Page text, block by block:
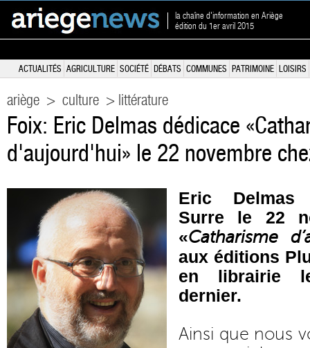
la chaîne d'information en Ariège
édition du 1er avril 2015
ACTUALITÉS AGRICULTURE SOCIÉTÉ DÉBATS COMMUNES PATRIMOINE LOISIRS
ariège > culture > littérature
Foix: Eric Delmas dédicace
d'aujourd'hui» le 22 novembre
Eric Delmas
Surre le 22
«Catharisme
aux éditions
en librairie
dernier.
Ainsi que nous